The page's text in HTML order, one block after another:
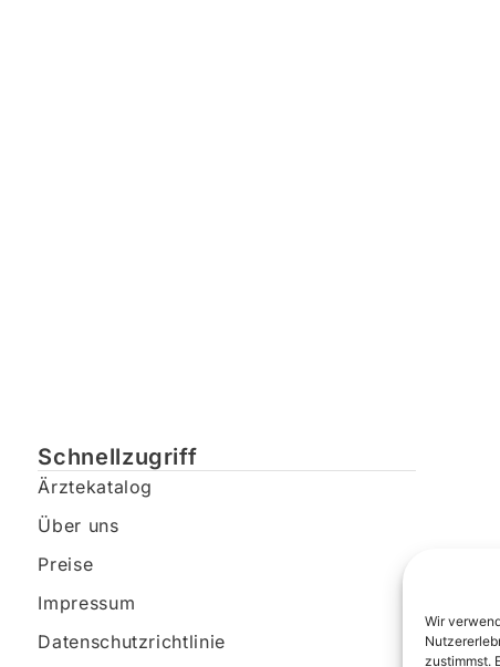
Wir
zustimmst.
Schnellzugriff
Ärztekatalog
Über uns
Preise
Impressum
Datenschutzrichtlinie